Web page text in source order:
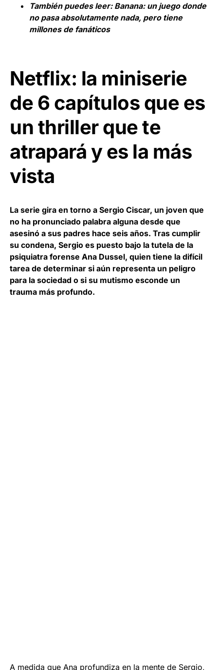
También puedes leer: Banana: un juego donde
no pasa absolutamente nada, pero tiene
millones de fanáticos
Netflix: la miniserie
de 6 capítulos que es
un thriller que te
atrapará y es la más
vista
La serie gira en torno a Sergio Ciscar, un joven que
no ha pronunciado palabra alguna desde que
asesinó a sus padres hace seis años. Tras cumplir
su condena, Sergio es puesto bajo la tutela de la
psiquiatra forense Ana Dussel, quien tiene la difícil
tarea de determinar si aún representa un peligro
para la sociedad o si su mutismo esconde un
trauma más profundo.
A medida que Ana profundiza en la mente de Sergio,